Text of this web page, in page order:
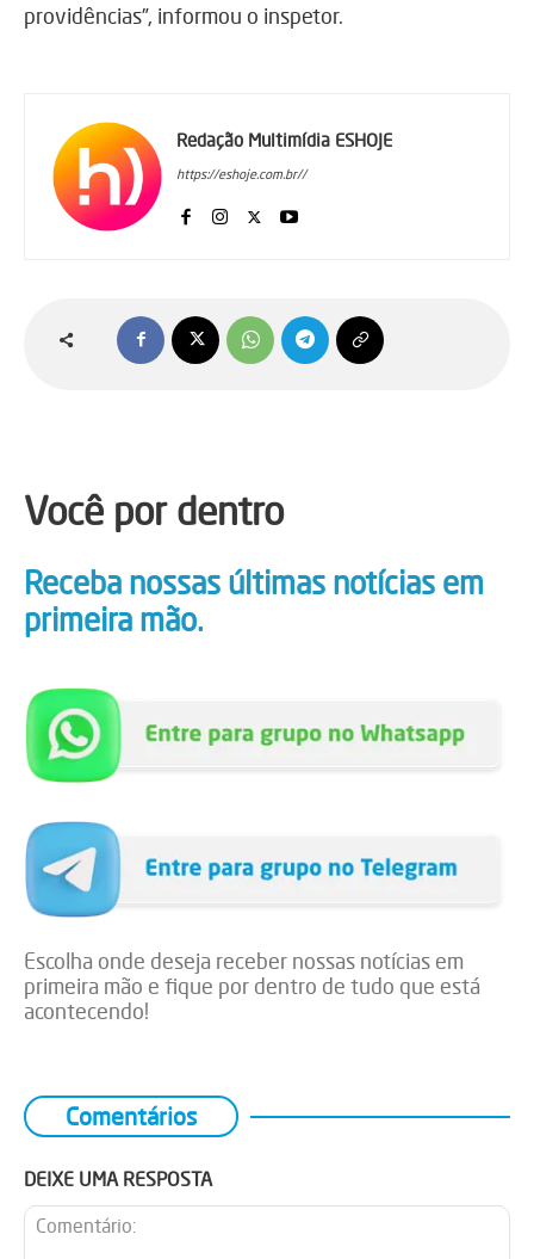
providências”, informou o inspetor.
Redação Multimídia ESHOJE
https://eshoje.com.br//
Você por dentro
Receba nossas últimas notícias em
primeira mão.
Escolha onde deseja receber nossas notícias em
primeira mão e fique por dentro de tudo que está
acontecendo!
Comentários
DEIXE UMA RESPOSTA